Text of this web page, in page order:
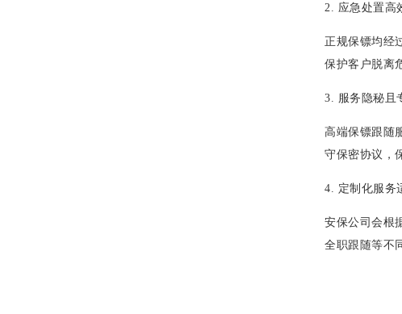
2. 应急处置高
正规保镖均经
保护客户脱离
3. 服务隐秘且
高端保镖跟随
守保密协议，
4. 定制化服务
安保公司会根
全职跟随等不